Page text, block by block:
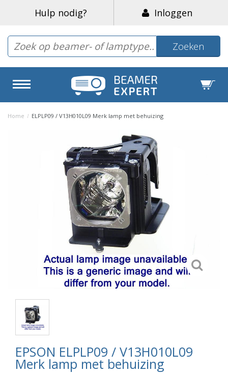
Hulp nodig? Inloggen
Zoeken
Home / ELPLP09 / V13H010L09 Merk lamp met behuizing
EPSON ELPLP09 / V13H010L09
Merk lamp met behuizing